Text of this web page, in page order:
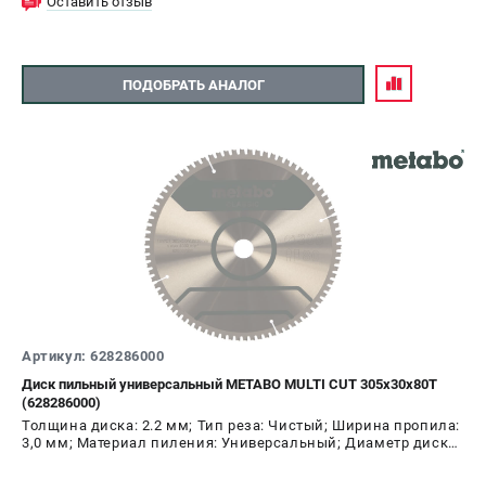
ПОДОБРАТЬ АНАЛОГ
Артикул: 628286000
Диск пильный универсальный METABO MULTI CUT 305х30х80T
(628286000)
Толщина диска: 2.2 мм; Тип реза: Чистый; Ширина пропила:
3,0 мм; Материал пиления: Универсальный; Диаметр диска: